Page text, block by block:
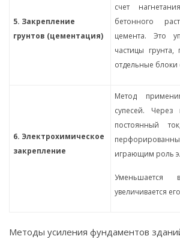
5. Закрепление
грунтов (цементация)
счет
бетонного
цемента. Это
частицы
отдельные блоки
6. Электрохимическое
закрепление
Метод
супесей. Через
постоянный
играющим роль
Уменьшается
увеличивается
Методы усиления фундаментов